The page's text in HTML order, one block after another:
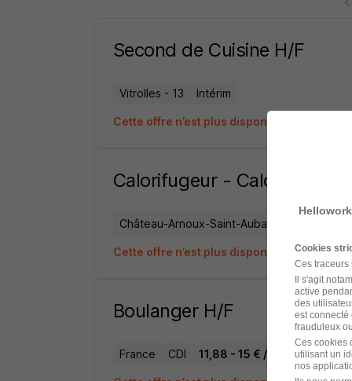
Second de Cuisine H/F
Vitrolles - 13 Intérim
Cette offre n’est plus disponible depuis le
Calorifugeur - Calorifugeuse
Château-Arnoux-Saint-Auban - 04
Cette offre n’est plus disponible depuis le
Boulanger H/F
France CDI 11,88 - 15 € / heure
Cookies
Ces traceurs
Il s'agit
active
des
est connecté
frauduleux
Ces cookies
utilisant un
nos